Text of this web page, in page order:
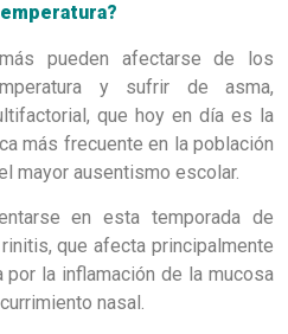
pueden afectarse de los
y sufrir de asma,
que hoy en día es la
más frecuente en la población
mayor ausentismo escolar.
en esta temporada de
que afecta principalmente
la inflamación de la mucosa
nasal.